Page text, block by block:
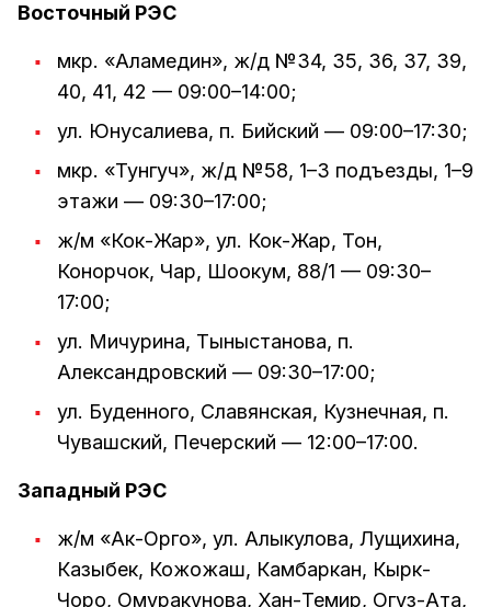
Восточный РЭС
мкр. «Аламедин», ж/д №34, 35, 36, 37, 39,
40, 41, 42 — 09:00–14:00;
ул. Юнусалиева, п. Бийский — 09:00–17:30;
мкр. «Тунгуч», ж/д №58, 1–3 подъезды, 1–9
этажи — 09:30–17:00;
ж/м «Кок-Жар», ул. Кок-Жар, Тон,
Конорчок, Чар, Шоокум, 88/1 — 09:30–
17:00;
ул. Мичурина, Тыныстанова, п.
Александровский — 09:30–17:00;
ул. Буденного, Славянская, Кузнечная, п.
Чувашский, Печерский — 12:00–17:00.
Западный РЭС
ж/м «Ак-Орго», ул. Алыкулова, Лущихина,
Казыбек, Кожожаш, Камбаркан, Кырк-
Чоро, Омуракунова, Хан-Темир, Огуз-Ата,